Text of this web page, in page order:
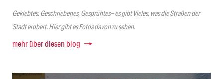
Geklebtes, Geschriebenes, Gesprühtes – es gibt Vieles, was die Straßen der
Stadt erobert. Hier gibt es Fotos davon zu sehen.
mehr über diesen blog